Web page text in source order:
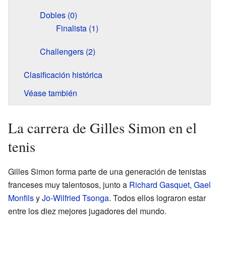
Dobles (0)
Finalista (1)
Challengers (2)
Clasificación histórica
Véase también
La carrera de Gilles Simon en el
tenis
Gilles Simon forma parte de una generación de tenistas
franceses muy talentosos, junto a Richard Gasquet, Gael
MonfilsyJo-Wilfried Tsonga. Todos ellos lograron estar
entre los diez mejores jugadores del mundo.